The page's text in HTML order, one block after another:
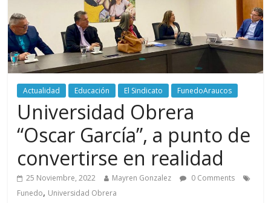
Actualidad Educación El Sindicato FunedoAraucos
Universidad Obrera
“Oscar García”, a punto de
convertirse en realidad
25 Noviembre, 2022 Mayren Gonzalez
0 Comments
Funedo, Universidad Obrera